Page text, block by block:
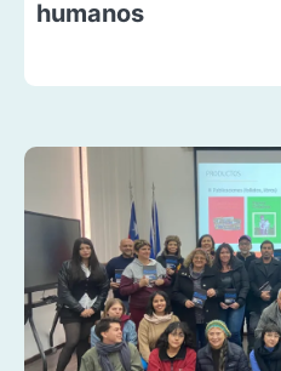
humanos